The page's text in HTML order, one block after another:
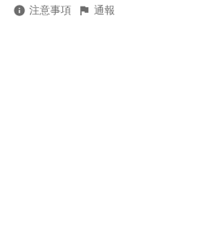
注意事項 通報